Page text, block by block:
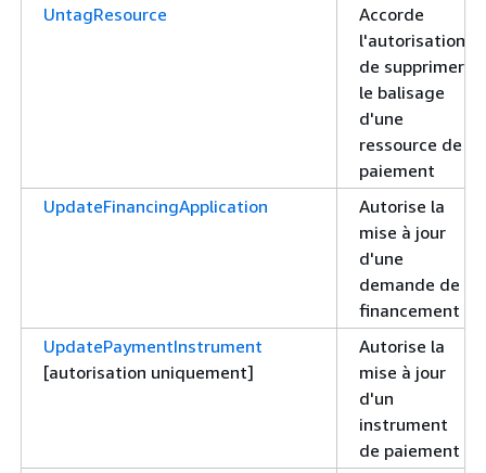
UntagResource
Accorde
l'autorisation
de supprimer
le balisage
d'une
ressource de
paiement
UpdateFinancingApplication
Autorise la
mise à jour
d'une
demande de
financement
UpdatePaymentInstrument
[autorisation uniquement]
Autorise la
mise à jour
d'un
instrument
de paiement